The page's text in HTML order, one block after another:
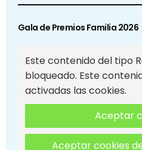
Gala de Premios Familia 2026
Este contenido del tipo
bloqueado. Este
activadas las cookies.
Aceptar
Aceptar cookies